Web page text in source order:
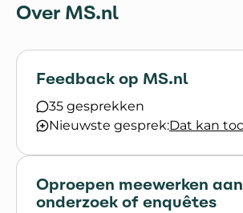
Over MS.nl
Feedback op MS.nl
35 gesprekken
Nieuwste gesprek:
Oproepen meewerken aan
onderzoek of enquêtes